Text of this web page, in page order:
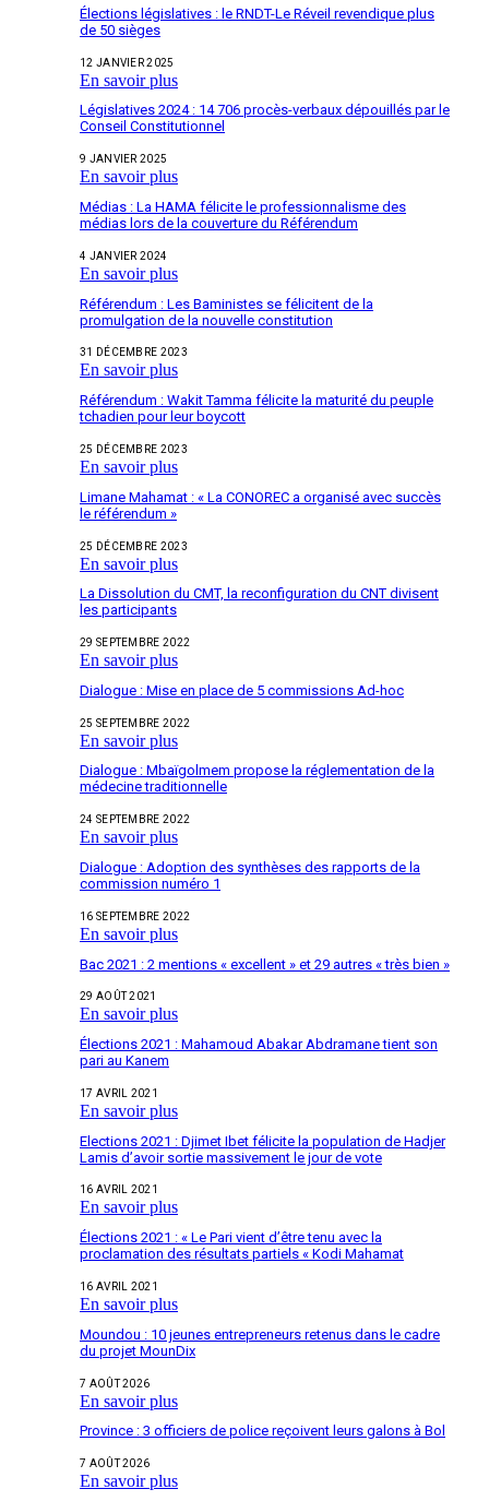
Élections législatives : le RNDT-Le Réveil revendique plus
de 50 sièges
12 JANVIER 2025
En savoir plus
Législatives 2024 : 14 706 procès-verbaux dépouillés par le
Conseil Constitutionnel
9 JANVIER 2025
En savoir plus
Médias : La HAMA félicite le professionnalisme des
médias lors de la couverture du Référendum
4 JANVIER 2024
En savoir plus
Référendum : Les Baministes se félicitent de la
promulgation de la nouvelle constitution
31 DÉCEMBRE 2023
En savoir plus
Référendum : Wakit Tamma félicite la maturité du peuple
tchadien pour leur boycott
25 DÉCEMBRE 2023
En savoir plus
Limane Mahamat : « La CONOREC a organisé avec succès
le référendum »
25 DÉCEMBRE 2023
En savoir plus
La Dissolution du CMT, la reconfiguration du CNT divisent
les participants
29 SEPTEMBRE 2022
En savoir plus
Dialogue : Mise en place de 5 commissions Ad-hoc
25 SEPTEMBRE 2022
En savoir plus
Dialogue : Mbaïgolmem propose la réglementation de la
médecine traditionnelle
24 SEPTEMBRE 2022
En savoir plus
Dialogue : Adoption des synthèses des rapports de la
commission numéro 1
16 SEPTEMBRE 2022
En savoir plus
Bac 2021 : 2 mentions « excellent » et 29 autres « très bien »
29 AOÛT 2021
En savoir plus
Élections 2021 : Mahamoud Abakar Abdramane tient son
pari au Kanem
17 AVRIL 2021
En savoir plus
Elections 2021 : Djimet Ibet félicite la population de Hadjer
Lamis d’avoir sortie massivement le jour de vote
16 AVRIL 2021
En savoir plus
Élections 2021 : « Le Pari vient d’être tenu avec la
proclamation des résultats partiels « Kodi Mahamat
16 AVRIL 2021
En savoir plus
Moundou : 10 jeunes entrepreneurs retenus dans le cadre
du projet MounDix
7 AOÛT 2026
En savoir plus
Province : 3 officiers de police reçoivent leurs galons à Bol
7 AOÛT 2026
En savoir plus